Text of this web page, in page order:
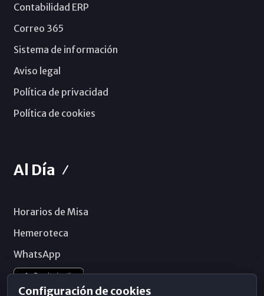
Contabilidad ERP
Correo 365
Sistema de información
Aviso legal
Política de privacidad
Política de cookies
Al Día
Horarios de Misa
Hemeroteca
WhatsApp
Configuración de cookies